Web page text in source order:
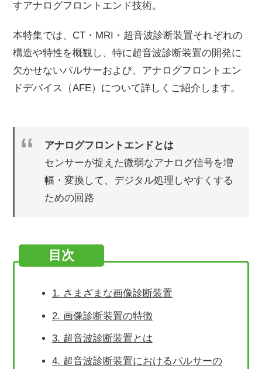
すアナログフロントエンド技術。
本特集では、CT・MRI・超音波診断装置それぞれの
構造や特性を概観し、特に超音波診断装置の開発に
欠かせないパルサーおよび、アナログフロントエン
ドデバイス（AFE）について詳しくご紹介します。
アナログフロントエンドとは
センサーが捉えた微弱なアナログ信号を増
幅・変換して、デジタル処理しやすくする
ための回路
目次
1. さまざまな画像診断装置
2. 画像診断装置の特徴
3. 超音波診断装置とは
4. 超音波診断装置におけるパルサーの